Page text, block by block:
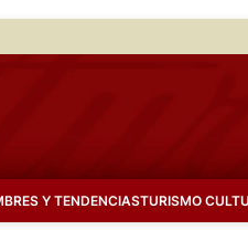
Y TENDENCIASTURISMO